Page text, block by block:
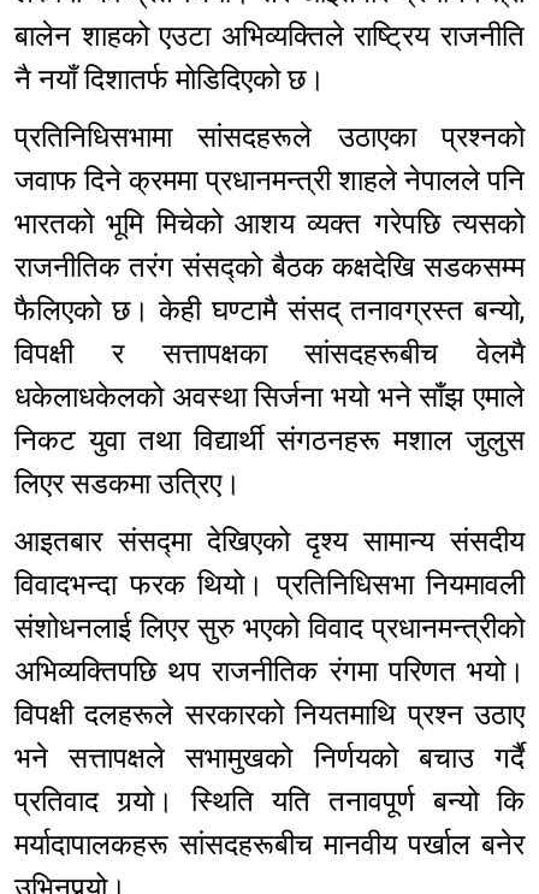
बालेन शाहको एउटा अभिव्यक्तिले राष्ट्रिय राजनीति
नै नयाँ दिशातर्फ मोडिदिएको छ।
प्रतिनिधिसभामा सांसदहरूले उठाएका प्रश्नको
जवाफ दिने क्रममा प्रधानमन्त्री शाहले नेपालले पनि
भारतको भूमि मिचेको आशय व्यक्त गरेपछि त्यसको
राजनीतिक तरंग संसद्को बैठक कक्षदेखि सडकसम्म
फैलिएको छ। केही घण्टामै संसद् तनावग्रस्त बन्यो,
विपक्षी र सत्तापक्षका सांसदहरूबीच वेलमै
धकेलाधकेलको अवस्था सिर्जना भयो भने साँझ एमाले
निकट युवा तथा विद्यार्थी संगठनहरू मशाल जुलुस
लिएर सडकमा उत्रिए।
आइतबार संसद्मा देखिएको दृश्य सामान्य संसदीय
विवादभन्दा फरक थियो। प्रतिनिधिसभा नियमावली
संशोधनलाई लिएर सुरु भएको विवाद प्रधानमन्त्रीको
अभिव्यक्तिपछि थप राजनीतिक रंगमा परिणत भयो।
विपक्षी दलहरूले सरकारको नियतमाथि प्रश्न उठाए
भने सत्तापक्षले सभामुखको निर्णयको बचाउ गर्दै
प्रतिवाद गर्‍यो। स्थिति यति तनावपूर्ण बन्यो कि
मर्यादापालकहरू सांसदहरूबीच मानवीय पर्खाल बनेर